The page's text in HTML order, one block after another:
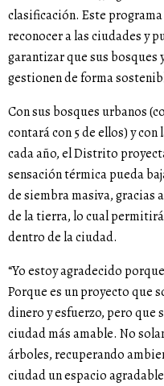
clasificación. Este
reconocer a las ciudades y
garantizar que sus bosques
gestionen de forma
Con sus bosques urbanos
contará con 5 de ellos) y
cada año, el Distrito
sensación térmica pueda
de siembra masiva, gracias
de la tierra, lo cual
dentro de la ciudad.
“Yo estoy agradecido
Porque es un proyecto que
dinero y esfuerzo, pero que
ciudad más amable. No
árboles, recuperando
ciudad un espacio